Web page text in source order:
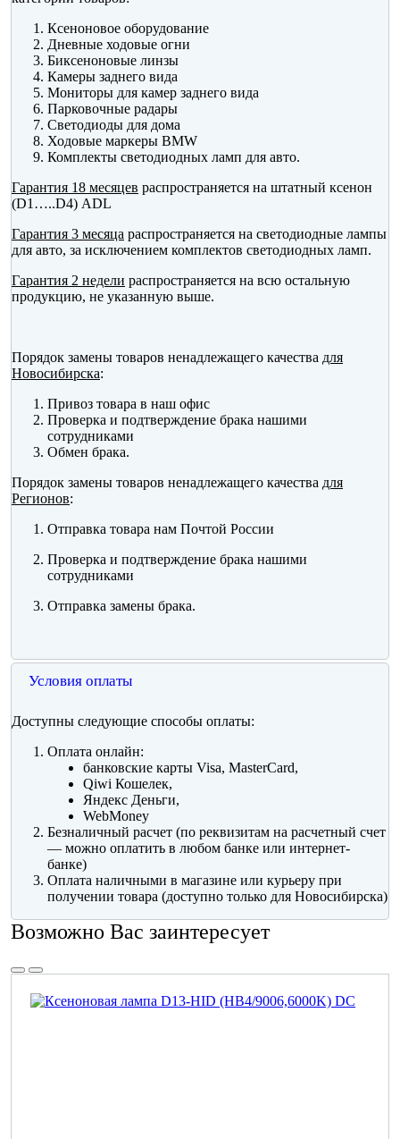
Ксеноновое оборудование
Дневные ходовые огни
Биксеноновые линзы
Камеры заднего вида
Мониторы для камер заднего вида
Парковочные радары
Светодиоды для дома
Ходовые маркеры BMW
Комплекты светодиодных ламп для авто.
Гарантия 18 месяцев распространяется на штатный ксенон
(D1…..D4) ADL
Гарантия 3 месяца распространяется на светодиодные лампы
для авто, за исключением комплектов светодиодных ламп.
Гарантия 2 недели распространяется на всю остальную
продукцию, не указанную выше.
Порядок замены товаров ненадлежащего качества для
Новосибирска:
Привоз товара в наш офис
Проверка и подтверждение брака нашими
сотрудниками
Обмен брака.
Порядок замены товаров ненадлежащего качества для
Регионов:
Отправка товара нам Почтой России
Проверка и подтверждение брака нашими
сотрудниками
Отправка замены брака.
Условия оплаты
Доступны следующие способы оплаты:
Оплата онлайн:
банковские карты Visa, MasterCard,
Qiwi Кошелек,
Яндекс Деньги,
WebMoney
Безналичный расчет (по реквизитам на расчетный счет
— можно оплатить в любом банке или интернет-
банке)
Оплата наличными в магазине или курьеру при
получении товара (доступно только для Новосибирска)
Возможно Вас заинтересует